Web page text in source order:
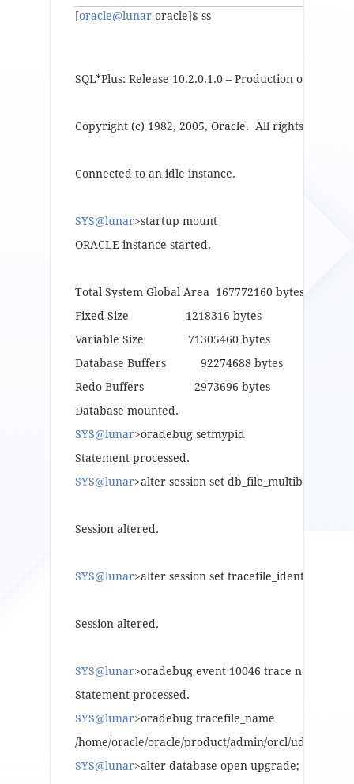
[oracle@lunar oracle]$ ss
SQL*Plus: Release 10.2.0.1.0 – Production on Mon
Copyright (c) 1982, 2005, Oracle. All rights
Connected to an idle instance.
SYS@lunar>startup mount
ORACLE instance started.
Total System Global Area 167772160 bytes
Fixed Size 1218316 bytes
Variable Size 71305460 bytes
Database Buffers 92274688 bytes
Redo Buffers 2973696 bytes
Database mounted.
SYS@lunar>oradebug setmypid
Statement processed.
SYS@lunar>alter session set
Session altered.
SYS@lunar>alter session set
Session altered.
SYS@lunar>oradebug event 10046 trace name
Statement processed.
SYS@lunar>oradebug tracefile_name
/home/oracle/oracle/product/admin/orcl/udump/
SYS@lunar>alter database open upgrade;